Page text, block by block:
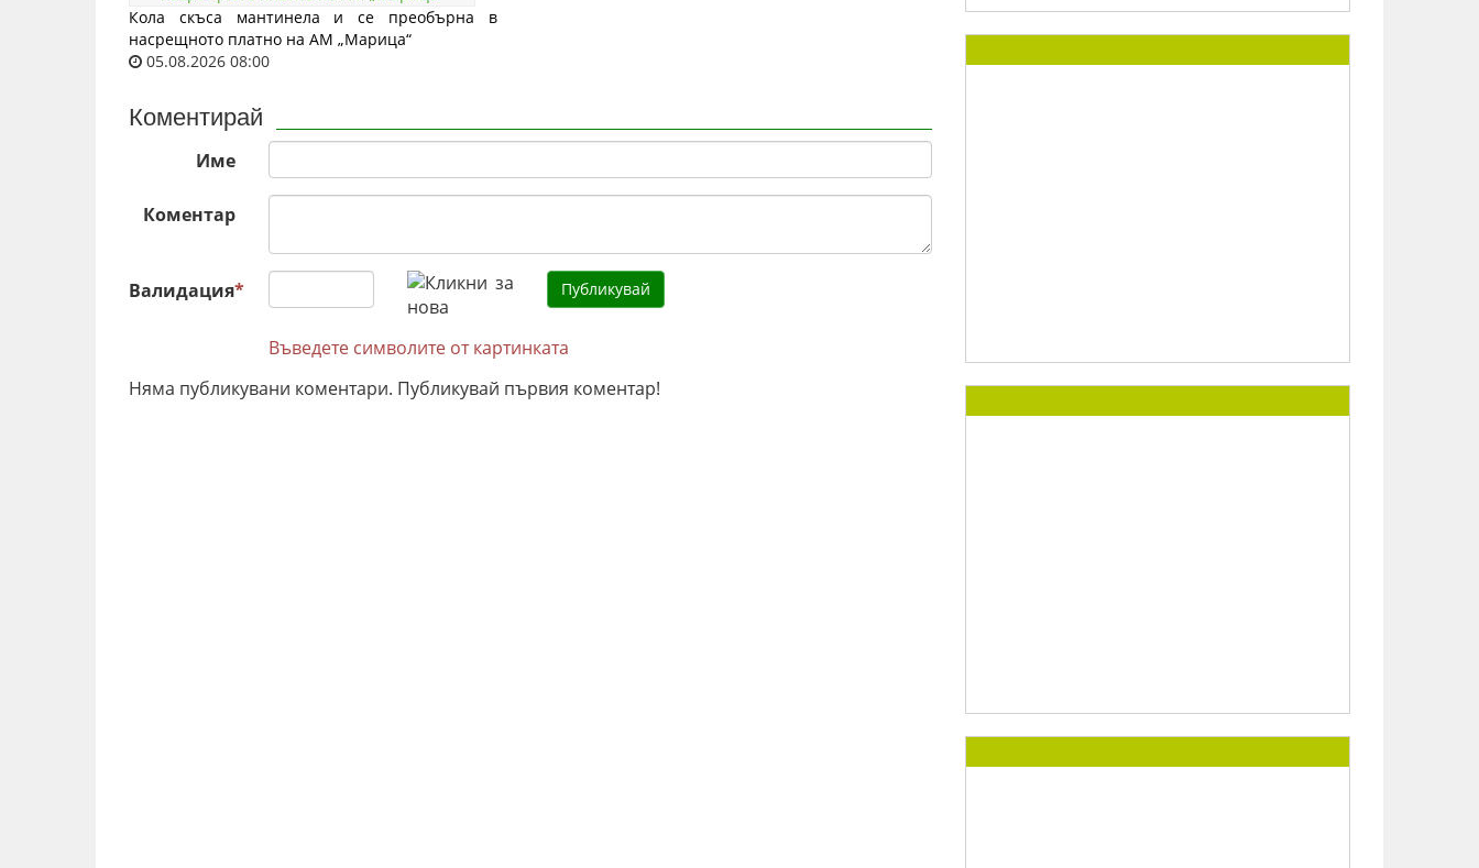
Кола скъса мантинела и се преобърна в
насрещното платно на АМ „Марица“
05.08.2026 08:00
Коментирай
Име
Коментар
Валидация*
Въведете символите от картинката
Няма публикувани коментари. Публикувай първия коментар!